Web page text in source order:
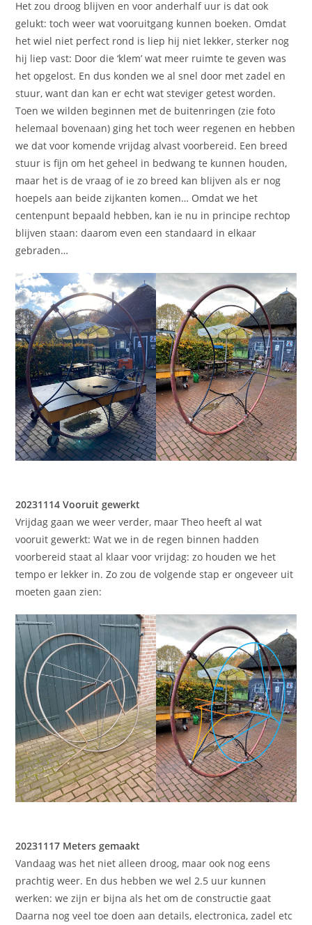
Het zou droog blijven en voor anderhalf uur is dat ook
gelukt: toch weer wat vooruitgang kunnen boeken. Omdat
het wiel niet perfect rond is liep hij niet lekker, sterker nog
hij liep vast: Door die ‘klem’ wat meer ruimte te geven was
het opgelost. En dus konden we al snel door met zadel en
stuur, want dan kan er echt wat steviger getest worden.
Toen we wilden beginnen met de buitenringen (zie foto
helemaal bovenaan) ging het toch weer regenen en hebben
we dat voor komende vrijdag alvast voorbereid. Een breed
stuur is fijn om het geheel in bedwang te kunnen houden,
maar het is de vraag of ie zo breed kan blijven als er nog
hoepels aan beide zijkanten komen… Omdat we het
centenpunt bepaald hebben, kan ie nu in principe rechtop
blijven staan: daarom even een standaard in elkaar
gebraden…
20231114 Vooruit gewerkt
Vrijdag gaan we weer verder, maar Theo heeft al wat
vooruit gewerkt: Wat we in de regen binnen hadden
voorbereid staat al klaar voor vrijdag: zo houden we het
tempo er lekker in. Zo zou de volgende stap er ongeveer uit
moeten gaan zien:
20231117 Meters gemaakt
Vandaag was het niet alleen droog, maar ook nog eens
prachtig weer. En dus hebben we wel 2.5 uur kunnen
werken: we zijn er bijna als het om de constructie gaat
Daarna nog veel toe doen aan details, electronica, zadel etc